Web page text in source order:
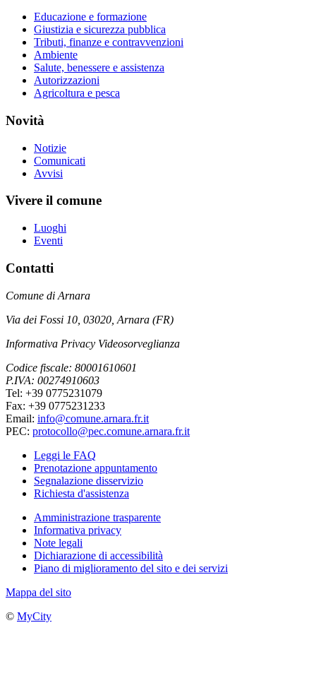
Educazione e formazione
Giustizia e sicurezza pubblica
Tributi, finanze e contravvenzioni
Ambiente
Salute, benessere e assistenza
Autorizzazioni
Agricoltura e pesca
Novità
Notizie
Comunicati
Avvisi
Vivere il comune
Luoghi
Eventi
Contatti
Comune di Arnara
Via dei Fossi 10, 03020, Arnara (FR)
Informativa Privacy Videosorveglianza
Codice fiscale: 80001610601
P.IVA: 00274910603
Tel: +39 0775231079
Fax: +39 0775231233
Email: info@comune.arnara.fr.it
PEC: protocollo@pec.comune.arnara.fr.it
Leggi le FAQ
Prenotazione appuntamento
Segnalazione disservizio
Richiesta d'assistenza
Amministrazione trasparente
Informativa privacy
Note legali
Dichiarazione di accessibilità
Piano di miglioramento del sito e dei servizi
Mappa del sito
© MyCity